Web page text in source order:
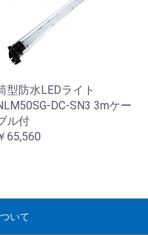
型防水LEDライト
DC-SN3 3mケー
ル付
65,560
いて